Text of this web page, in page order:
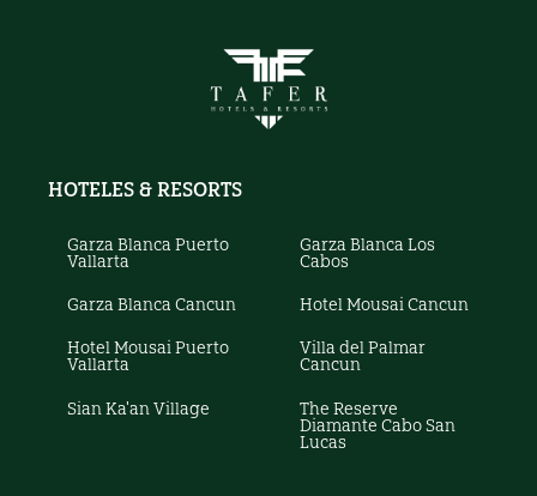
HOTELES & RESORTS
Garza Blanca Puerto
Vallarta
Garza Blanca Los
Cabos
Garza Blanca Cancun Hotel Mousai Cancun
Hotel Mousai Puerto
Vallarta
Villa del Palmar
Cancun
Sian Ka'an Village
The Reserve
Diamante Cabo San
Lucas